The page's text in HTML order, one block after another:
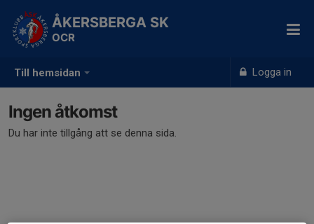
Till hemsidan Logga in
ÅKERSBERGA SK
OCR
Ingen åtkomst
Du har inte tillgång att se denna sida.